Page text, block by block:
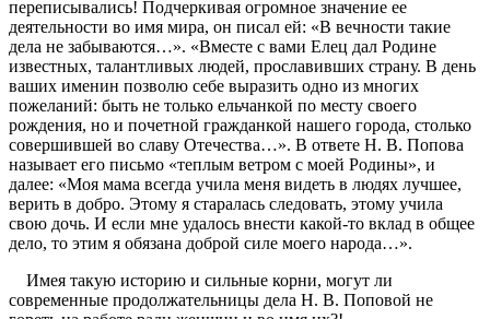
переписывались! Подчеркивая огромное значение ее
деятельности во имя мира, он писал ей: «В вечности такие
дела не забываются…». «Вместе с вами Елец дал Родине
известных, талантливых людей, прославивших страну. В день
ваших именин позволю себе выразить одно из многих
пожеланий: быть не только ельчанкой по месту своего
рождения, но и почетной гражданкой нашего города, столько
совершившей во славу Отечества…». В ответе Н. В. Попова
называет его письмо «теплым ветром с моей Родины», и
далее: «Моя мама всегда учила меня видеть в людях лучшее,
верить в добро. Этому я старалась следовать, этому учила
свою дочь. И если мне удалось внести какой-то вклад в общее
дело, то этим я обязана доброй силе моего народа…».
Имея такую историю и сильные корни, могут ли
современные продолжательницы дела Н. В. Поповой не